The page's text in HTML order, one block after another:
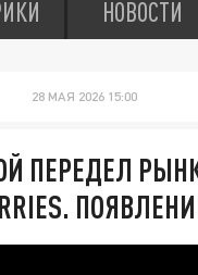
НОВОСТИ
28 МАЯ 2026 15:00
ПЕРЕДЕЛ